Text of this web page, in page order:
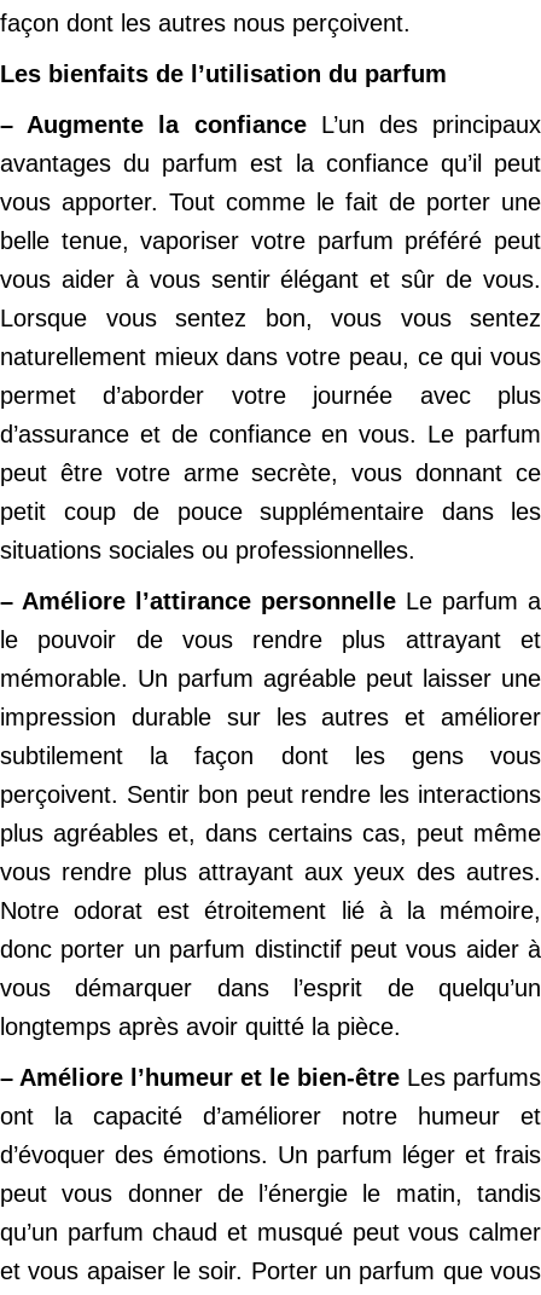
façon dont les autres nous perçoivent.
Les bienfaits de l’utilisation du parfum
– Augmente la confianceL’un des principaux
avantages du parfum est la confiance qu’il peut
vous apporter. Tout comme le fait de porter une
belle tenue, vaporiser votre parfum préféré peut
vous aider à vous sentir élégant et sûr de vous.
Lorsque vous sentez bon, vous vous sentez
naturellement mieux dans votre peau, ce qui vous
permet d’aborder votre journée avec plus
d’assurance et de confiance en vous. Le parfum
peut être votre arme secrète, vous donnant ce
petit coup de pouce supplémentaire dans les
situations sociales ou professionnelles.
– Améliore l’attirance personnelle Le parfum a
le pouvoir de vous rendre plus attrayant et
mémorable. Un parfum agréable peut laisser une
impression durable sur les autres et améliorer
subtilement la façon dont les gens vous
perçoivent. Sentir bon peut rendre les interactions
plus agréables et, dans certains cas, peut même
vous rendre plus attrayant aux yeux des autres.
Notre odorat est étroitement lié à la mémoire,
donc porter un parfum distinctif peut vous aider à
vous démarquer dans l’esprit de quelqu’un
longtemps après avoir quitté la pièce.
– Améliore l’humeur et le bien-être Les parfums
ont la capacité d’améliorer notre humeur et
d’évoquer des émotions. Un parfum léger et frais
peut vous donner de l’énergie le matin, tandis
qu’un parfum chaud et musqué peut vous calmer
et vous apaiser le soir. Porter un parfum que vous